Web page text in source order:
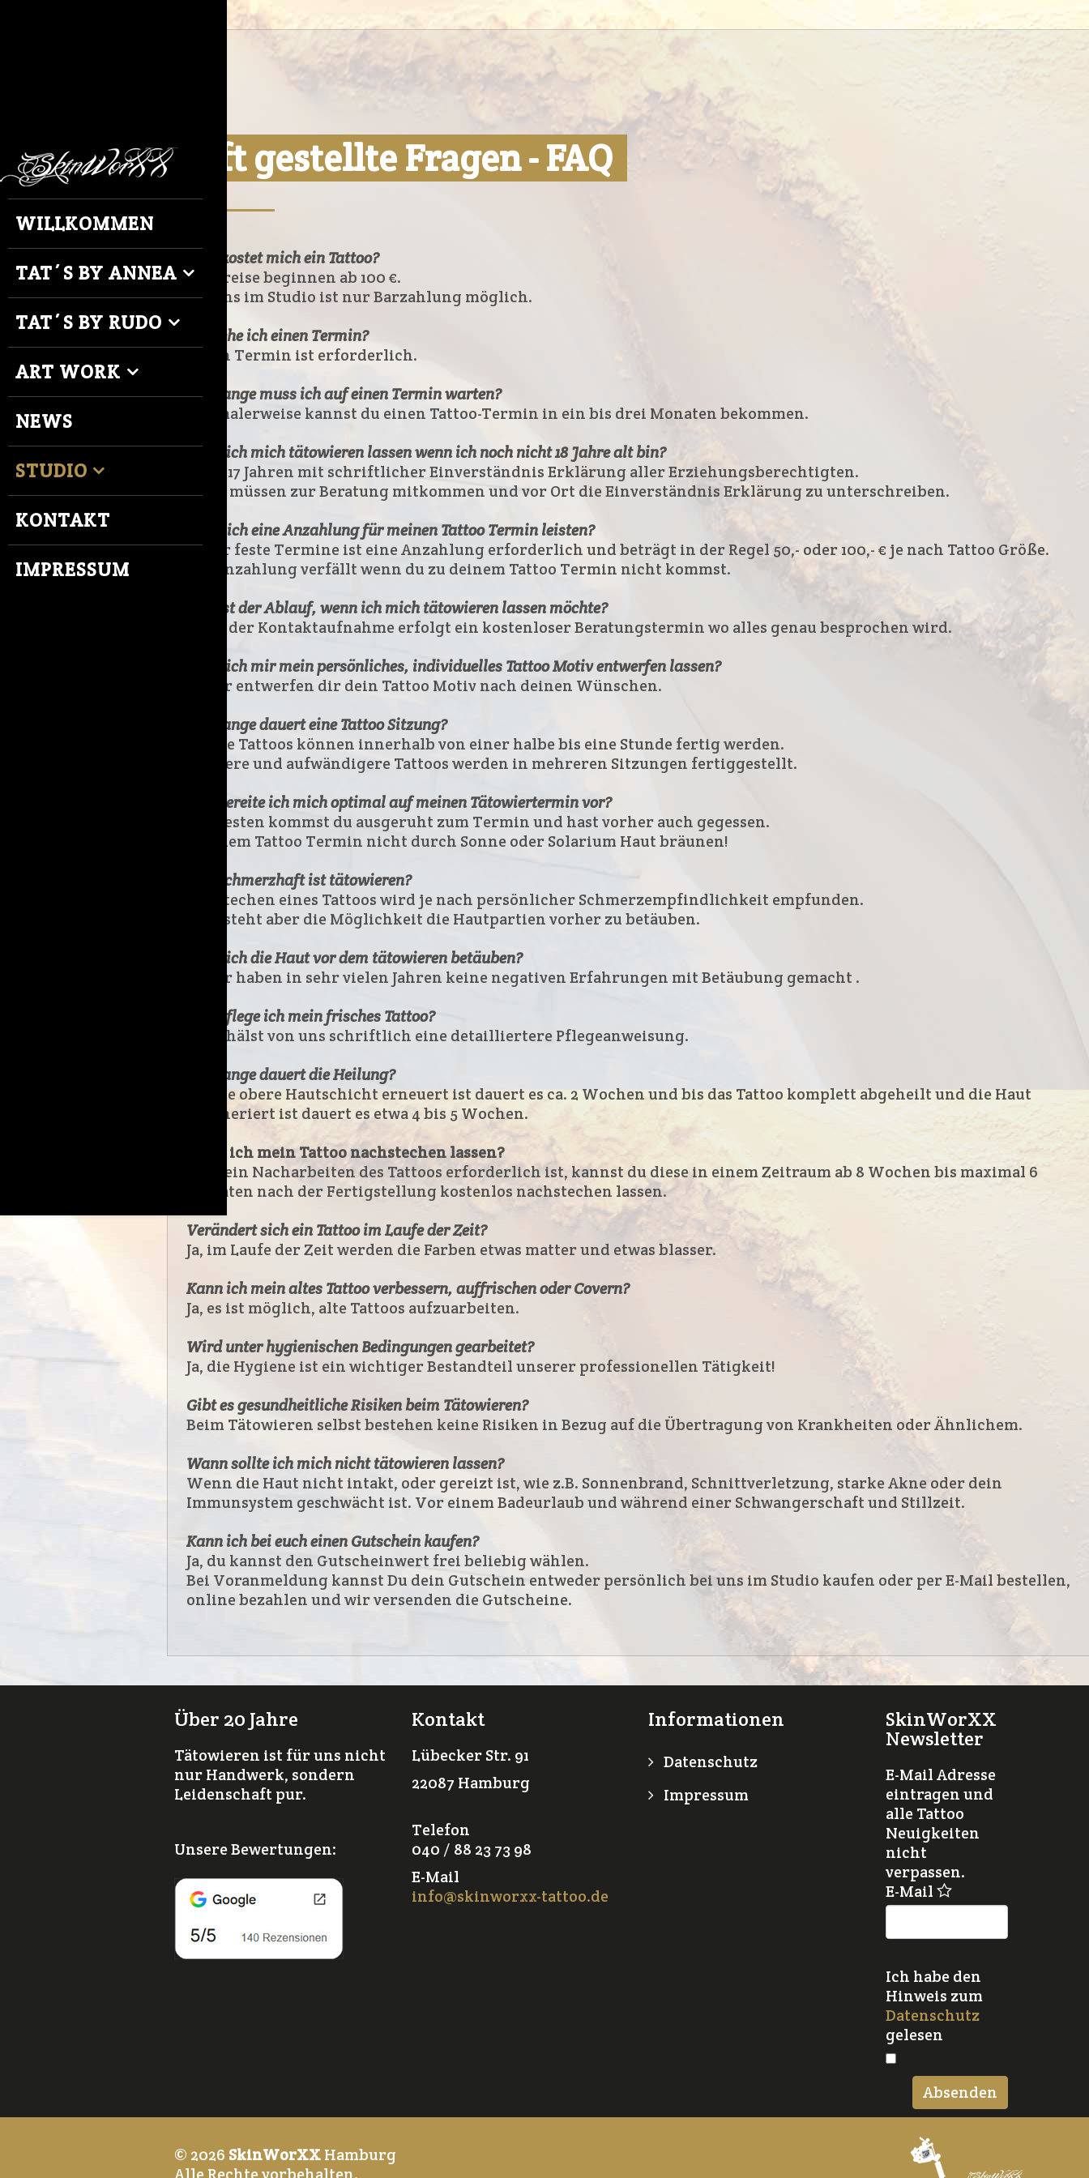
WILLKOMMEN
TAT´S BY ANNEA
TAT´S BY RUDO
ART WORK
NEWS
STUDIO
KONTAKT
IMPRESSUM
Oft gestellte Fragen - FAQ
_________
Was kostet mich ein Tattoo?
Die Preise beginnen ab 100 €.
Bei uns im Studio ist nur Barzahlung möglich.
Brauche ich einen Termin?
Ja, ein Termin ist erforderlich.
Wie lange muss ich auf einen Termin warten?
Normalerweise kannst du einen Tattoo-Termin in ein bis drei Monaten bekommen.
Kann ich mich tätowieren lassen wenn ich noch nicht 18 Jahre alt bin?
Ja, ab 17 Jahren mit schriftlicher Einverständnis Erklärung aller Erziehungsberechtigten.
Diese müssen zur Beratung mitkommen und vor Ort die Einverständnis Erklärung zu unterschreiben.
Muss ich eine Anzahlung für meinen Tattoo Termin leisten?
Ja, für feste Termine ist eine Anzahlung erforderlich und beträgt in der Regel 50,- oder 100,- € je nach Tattoo Größe.
Die Anzahlung verfällt wenn du zu deinem Tattoo Termin nicht kommst.
Wie ist der Ablauf, wenn ich mich tätowieren lassen möchte?
Nach der Kontaktaufnahme erfolgt ein kostenloser Beratungstermin wo alles genau besprochen wird.
Kann ich mir mein persönliches, individuelles Tattoo Motiv entwerfen lassen?
Ja, wir entwerfen dir dein Tattoo Motiv nach deinen Wünschen.
Wie lange dauert eine Tattoo Sitzung?
Kleine Tattoos können innerhalb von einer halbe bis eine Stunde fertig werden.
Größere und aufwändigere Tattoos werden in mehreren Sitzungen fertiggestellt.
Wie bereite ich mich optimal auf meinen Tätowiertermin vor?
Am besten kommst du ausgeruht zum Termin und hast vorher auch gegessen.
Vor dem Tattoo Termin nicht durch Sonne oder Solarium Haut bräunen!
Wie schmerzhaft ist tätowieren?
Das Stechen eines Tattoos wird je nach persönlicher Schmerzempfindlichkeit empfunden.
Es besteht aber die Möglichkeit die Hautpartien vorher zu betäuben.
Kann ich die Haut vor dem tätowieren betäuben?
Ja, wir haben in sehr vielen Jahren keine negativen Erfahrungen mit Betäubung gemacht .
Wie pflege ich mein frisches Tattoo?
Du erhälst von uns schriftlich eine detailliertere Pflegeanweisung.
Wie lange dauert die Heilung?
Bis die obere Hautschicht erneuert ist dauert es ca. 2 Wochen und bis das Tattoo komplett abgeheilt und die Haut
regeneriert ist dauert es etwa 4 bis 5 Wochen.
Kann ich mein Tattoo nachstechen lassen?
Falls ein Nacharbeiten des Tattoos erforderlich ist, kannst du diese in einem Zeitraum ab 8 Wochen bis maximal 6
Monaten nach der Fertigstellung kostenlos nachstechen lassen.
Verändert sich ein Tattoo im Laufe der Zeit?
Ja, im Laufe der Zeit werden die Farben etwas matter und etwas blasser.
Kann ich mein altes Tattoo verbessern, auffrischen oder Covern?
Ja, es ist möglich, alte Tattoos aufzuarbeiten.
Wird unter hygienischen Bedingungen gearbeitet?
Ja, die Hygiene ist ein wichtigerBestandteil unserer professionellen Tätigkeit!
Gibt es gesundheitliche Risiken beim Tätowieren?
Beim Tätowieren selbst bestehen keine Risiken in Bezug auf die Übertragung von Krankheiten oderÄhnlichem.
Wann sollte ich mich nicht tätowieren lassen?
Wenn die Haut nicht intakt, oder gereizt ist, wie z.B. Sonnenbrand, Schnittverletzung, starke Akne oder dein
Immunsystem geschwächt ist. Vor einem Badeurlaub und während einer Schwangerschaft und Stillzeit.
Kann ich bei euch einen Gutschein kaufen?
Ja, du kannst den Gutscheinwert frei beliebig wählen.
Bei Voranmeldung kannst Du dein Gutschein entweder persönlich bei uns im Studio kaufen oder per E-Mail bestellen,
online bezahlen und wir versenden die Gutscheine.
Über 20 Jahre
Tätowieren ist für uns nicht
nur Handwerk, sondern
Leidenschaft pur.
Unsere Bewertungen:
Kontakt
Lübecker Str. 91
22087 Hamburg
Telefon
040 / 88 23 73 98
E-Mail
info@skinworxx-tattoo.de
Informationen
Datenschutz
Impressum
SkinWorXX
Newsletter
E-Mail Adresse
eintragen und
alle Tattoo
Neuigkeiten
nicht
verpassen.
E-Mail
Ich habe den
Hinweis zum
Datenschutz
gelesen
© 2026 SkinWorXX Hamburg
Alle Rechte vorbehalten.